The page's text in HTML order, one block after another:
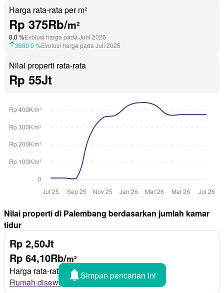
Harga rata-rata per m²
Rp 375Rb/m²
0.0 %Evolusi harga pada Juni 2026
3650.0 %Evolusi harga pada Juli 2025
Nilai properti rata-rata
Rp 55Jt
Nilai properti di Palembang berdasarkan jumlah kamar
tidur
Rp 2,50Jt
Rp 64,10Rb/m²
Harga rata-rata 1 kamar tidur
Rumah disewakan dengan 1 kamar tidur
Simpan pencarian ini